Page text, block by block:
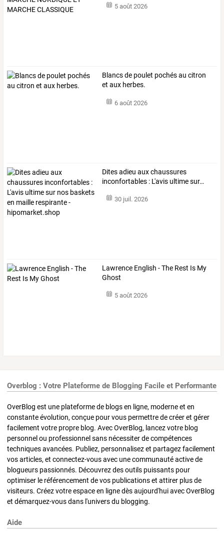
5 août 2026
Blancs de poulet pochés au citron
et aux herbes.
6 août 2026
Ditesadieu auxchaussures
inconfortables : L'avis ultimesur…
30 juil. 2026
Lawrence English - The Rest Is My
Ghost
5 août 2026
Overblog : Votre Plateforme de Blogging Facile et Performante
OverBlog est une plateforme de blogs en ligne, moderne et en
constante évolution, conçue pour vous permettre de créer et gérer
facilement votre propre blog. Avec OverBlog, lancez votre blog
personnel ou professionnel sans nécessiter de compétences
techniques avancées. Publiez, personnalisez et partagez facilement
vos articles, et connectez-vous avec une communauté active de
blogueurs passionnés. Découvrez des outils puissants pour
optimiser le référencement de vos publications et attirer plus de
visiteurs. Créez votre espace en ligne dès aujourd'hui avec OverBlog
et démarquez-vous dans l'univers du blogging.
Aide